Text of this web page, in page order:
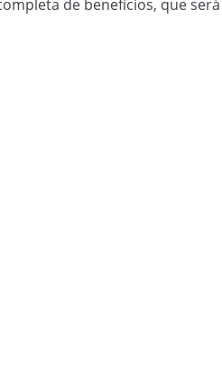
de benefícios, que